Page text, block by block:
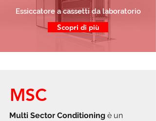
Essiccatore a cassetti da laboratorio
Scopri di più
MSC
Multi Sector Conditioning è un